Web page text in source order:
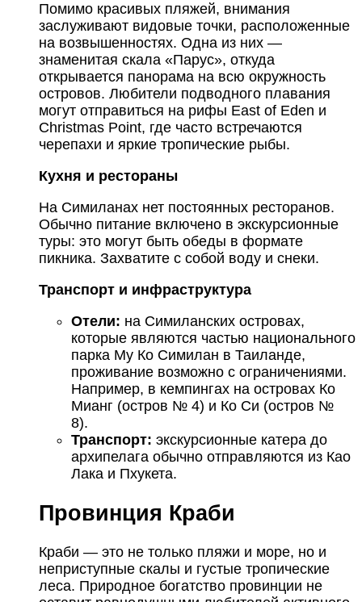
Помимо красивых пляжей, внимания
заслуживают видовые точки, расположенные
на возвышенностях. Одна из них —
знаменитая скала «Парус», откуда
открывается панорама на всю окружность
островов. Любители подводного плавания
могут отправиться на рифы East of Eden и
Christmas Point, где часто встречаются
черепахи и яркие тропические рыбы.
Кухня и рестораны
На Симиланах нет постоянных ресторанов.
Обычно питание включено в экскурсионные
туры: это могут быть обеды в формате
пикника. Захватите с собой воду и снеки.
Транспорт и инфраструктура
Отели: на Симиланских островах,
которые являются частью национального
парка Му Ко Симилан в Таиланде,
проживание возможно с ограничениями.
Например, в кемпингах на островах Ко
Мианг (остров № 4) и Ко Си (остров №
8).
Транспорт: экскурсионные катера до
архипелага обычно отправляются из Као
Лака и Пхукета.
Провинция Краби
Краби — это не только пляжи и море, но и
неприступные скалы и густые тропические
леса. Природное богатство провинции не